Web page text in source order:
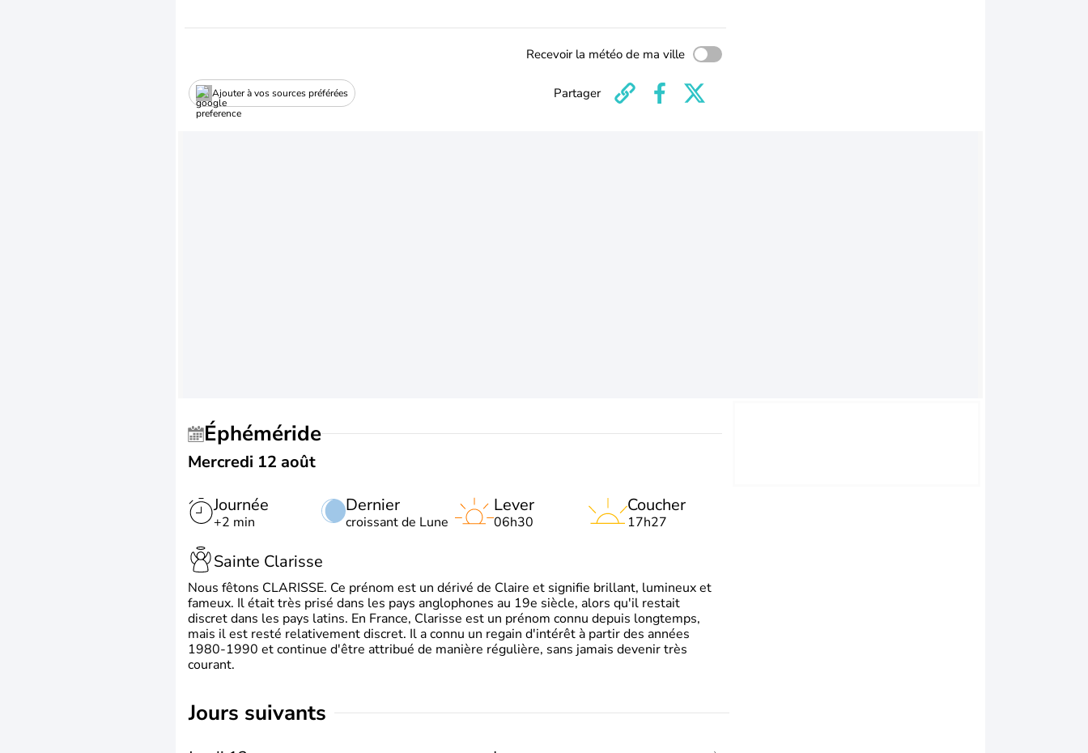
Recevoir la météo de ma ville
Ajouter à vos sources préférées Partager
Éphéméride
Mercredi 12 août
Journée
+2 min
Dernier
croissant de Lune
Lever
06h30
Coucher
17h27
Sainte Clarisse
Nous fêtons CLARISSE. Ce prénom est un dérivé de Claire et signifie brillant, lumineux et
fameux. Il était très prisé dans les pays anglophones au 19e siècle, alors qu'il restait
discret dans les pays latins. En France, Clarisse est un prénom connu depuis longtemps,
mais il est resté relativement discret. Il a connu un regain d'intérêt à partir des années
1980-1990 et continue d'être attribué de manière régulière, sans jamais devenir très
courant.
jours suivants